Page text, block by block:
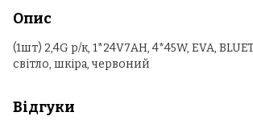
Опис
(1шт) 2,4G р/к, 1*24V7AH, 4*45W, EVA,
світло, шкіра, червоний
Відгуки